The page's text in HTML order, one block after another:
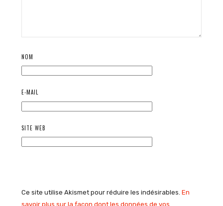
NOM
E-MAIL
SITE WEB
Ce site utilise Akismet pour réduire les indésirables. En
savoir plus sur la façon dont les données de vos